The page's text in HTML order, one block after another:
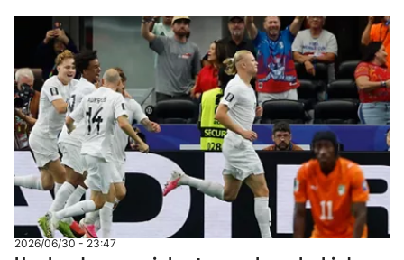
2026/06/30 - 23:47